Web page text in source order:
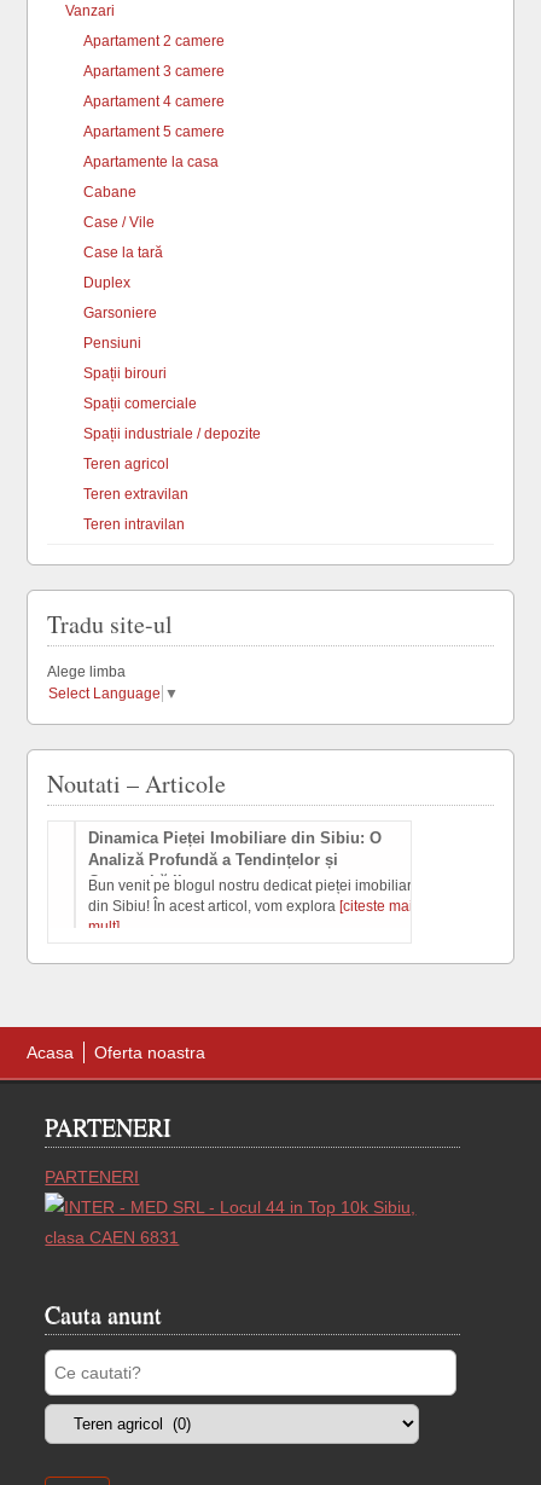
Vanzari
Apartament 2 camere
Apartament 3 camere
Apartament 4 camere
Apartament 5 camere
Apartamente la casa
Cabane
Case / Vile
Case la tară
Duplex
Garsoniere
Pensiuni
Spații birouri
Spații comerciale
Spații industriale / depozite
Teren agricol
Teren extravilan
Teren intravilan
Tradu site-ul
Alege limba
Select Language ▼
Noutati – Articole
Dinamica Pieței Imobiliare din Sibiu: O
Analiză Profundă a Tendințelor și
Oportunităților
Bun venit pe blogul nostru dedicat pieței imobiliare
din Sibiu! În acest articol, vom explora[citeste mai
mult]
Acasa Oferta noastra
PARTENERI
PARTENERI
Cauta anunt